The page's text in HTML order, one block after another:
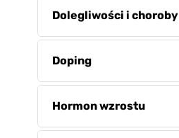
Dolegliwości i choroby
Doping
Hormon wzrostu